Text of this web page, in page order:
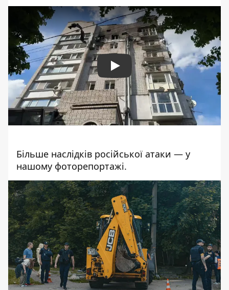
Play
Більше наслідків російської атаки — у
нашому фоторепортажі.